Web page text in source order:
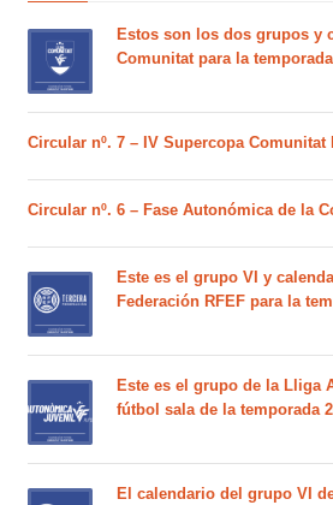
Estos son los dos grupos y
Comunitat para la temporada
Circular nº. 7 – IV Supercopa Comunitat
Circular nº. 6 – Fase Autonómica de la
Este es el grupo VI y
Federación RFEF para la
Este es el grupo de la Lliga
fútbol sala de la temporada
El calendario del grupo VI